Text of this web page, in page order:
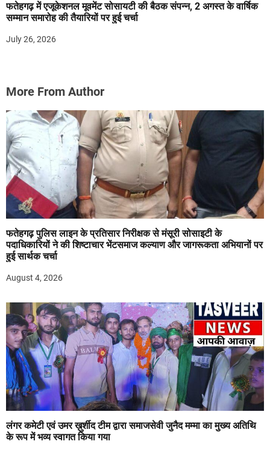
फतेहगढ़ में एजूकेशनल मूवमेंट सोसायटी की बैठक संपन्न, 2 अगस्त के वार्षिक
सम्मान समारोह की तैयारियों पर हुई चर्चा
July 26, 2026
More From Author
फतेहगढ़ पुलिस लाइन के प्रतिसार निरीक्षक से मंसूरी सोसाइटी के
पदाधिकारियों ने की शिष्टाचार भेंटसमाज कल्याण और जागरूकता अभियानों पर
हुई सार्थक चर्चा
August 4, 2026
लंगर कमेटी एवं उमर ख़ुर्शीद टीम द्वारा समाजसेवी जुनैद मम्मा का मुख्य अतिथि
के रूप में भव्य स्वागत किया गया